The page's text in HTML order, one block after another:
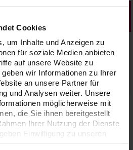
Cookies
um Inhalte und Anzeigen zu
für soziale Medien anbieten
auf unsere Website zu
wir Informationen zu Ihrer
an unsere Partner für
und Analysen weiter. Unsere
möglicherweise mit
die Sie ihnen bereitgestellt
Ihrer Nutzung der Dienste
Einwilligung zu unseren
ml
VITA YZ
EFFECT
LIQUID Pink,
Light Pink,
Dark Pink
ml
VITA YZ
EFFECT
LIQUID Grey,
Blue